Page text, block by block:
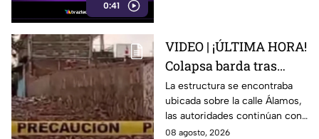
0:41
VIDEO | ¡ÚLTIMA HORA!
Colapsa barda tras
intensa lluvia en León;
¿hay personas
lesionadas?
La estructura se encontraba
ubicada sobre la calle Álamos,
las autoridades continúan con
las investigaciones.
08 agosto, 2026